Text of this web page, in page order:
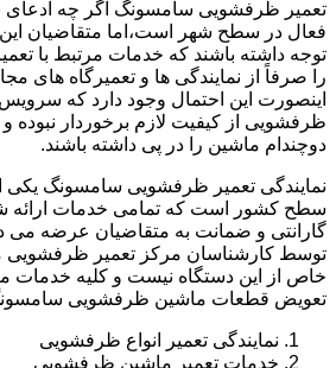
تعمیر ظرفشویی سامسونگ اگر چه ادعای
فعال در سطح شهر است،اما متقاضیان
توجه داشته باشند که خدمات مرتبط با
را صرفاً از نمایندگی ها و تعمیرگاه های
اینصورت این احتمال وجود دارد که
ظرفشویی از کیفیت لازم برخوردار نبوده
دوچندام ماشین را در پی داشته باشند.
نمایندگی تعمیر ظرفشویی سامسونگ یکی
سطح کشور است که تمامی خدمات ارائه
گارانتی و ضمانت به متقاضیان عرضه می
توسط کارشناسان مرکز تعمیر
خاص از این دستگاه نیست و کلیه خدمات
تعویض قطعات ماشین ظرفشویی
نمایندگی تعمیر انواع ظرفشویی
خدمات تعمیر ماشین ظرفشویی